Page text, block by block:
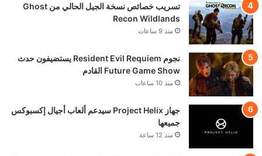
تسريب خصائص نسخة الجيل الحالي من Ghost
Recon Wildlands
منذ 9 ساعات
نجوم Resident Evil Requiem يستضيفون حدث
Future Game Show القادم
منذ 10 ساعات
جهاز Project Helix سيدعم ألعاب أجيال إكسبوكس
جميعها
منذ 12 ساعة